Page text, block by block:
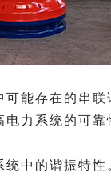
存在的串联
力系统的可
的谐振特性